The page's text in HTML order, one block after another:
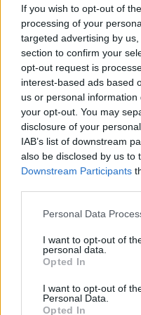
If you wish to opt-out of
processing of your
targeted advertising by
section to confirm your
opt-out request is
interest-based ads based
us or personal
your opt-out. You may
disclosure of your
IAB’s list of downstream
also be disclosed by us to
Downstream Participants
Please note that this
not limited to your visit or
grant or deny consent to
use your data for below
consent section.
Personal Data
I want to opt-out of
personal data.
Opted In
I want to opt-out of
Personal Data.
Opted In